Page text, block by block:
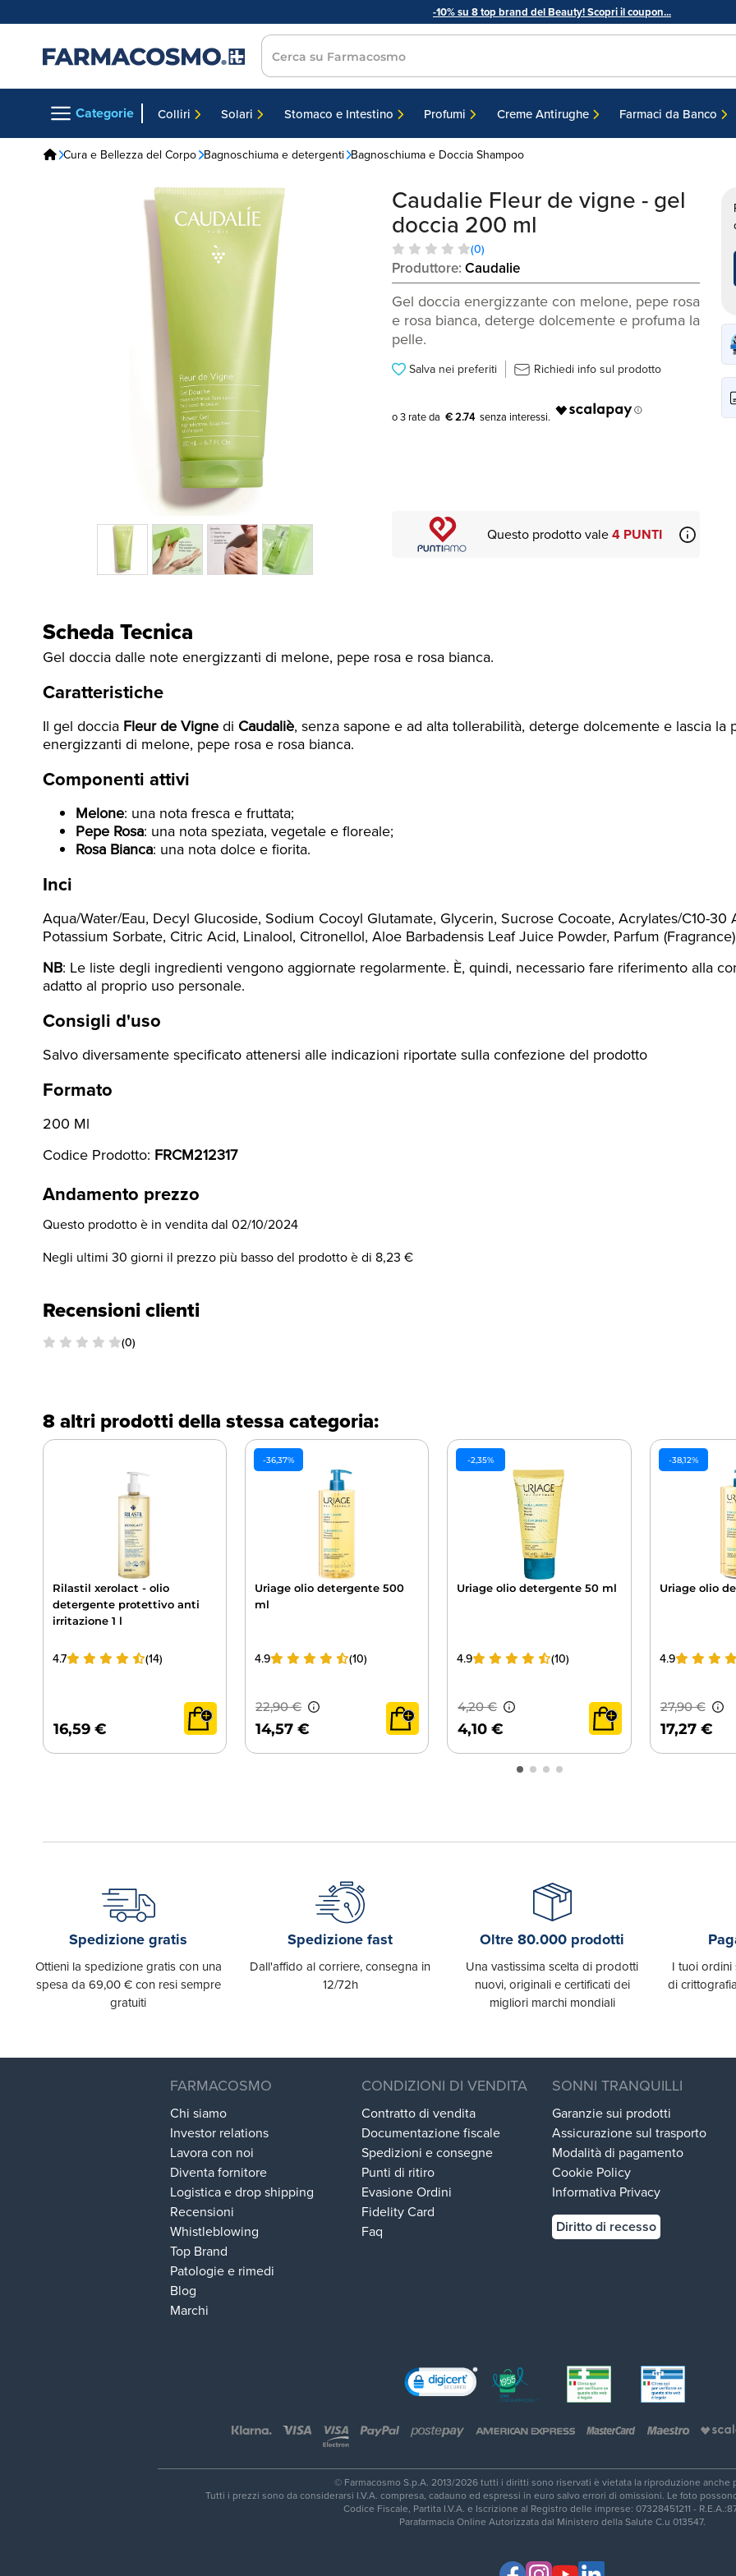
-10% su 8 top brand delBeauty! Scopri il coupon...
Cerca su farmacosmo
Categorie Colliri Solari Stomaco e Intestino Profumi Creme Antirughe Farmaci da Banco
Cura e Bellezza del Corpo Bagnoschiuma e detergenti Bagnoschiuma e Doccia Shampoo
Caudalie Fleur de vigne - gel
doccia 200 ml
(0)
Produttore: Caudalie
Gel doccia energizzante con melone, pepe rosa
e rosa bianca, deterge dolcemente e profuma la
pelle.
Salva nei preferiti Richiedi info sul prodotto
€ 2.74
Questo prodotto vale4 PUNTI
Scheda Tecnica
Gel doccia dalle note energizzanti di melone, pepe rosa e rosa bianca.
Caratteristiche
Il gel doccia Fleur de Vigne di Caudaliè, senza sapone e ad alta tollerabilità, deterge dolcemente e lascia
energizzanti di melone, pepe rosa e rosa bianca.
Componenti attivi
Melone: una nota fresca e fruttata;
Pepe Rosa: una nota speziata, vegetale e floreale;
Rosa Bianca: una nota dolce e fiorita.
Inci
Aqua/Water/Eau, Decyl Glucoside, Sodium Cocoyl Glutamate, Glycerin, Sucrose Cocoate, Acrylates/C10-
Potassium Sorbate, Citric Acid, Linalool, Citronellol, Aloe Barbadensis Leaf Juice Powder, Parfum
NB: Le liste degli ingredienti vengono aggiornate regolarmente. È, quindi, necessario fare riferimento alla
adatto al proprio uso personale.
Consigli d'uso
Salvo diversamente specificato attenersi alle indicazioni riportate sulla confezione del prodotto
Formato
200 Ml
Codice Prodotto: FRCM212317
Andamento prezzo
Questo prodotto è in vendita dal 02/10/2024
Negli ultimi 30 giorni il prezzo più basso del prodotto è di 8,23 €
Recensioni clienti
(0)
8 altri prodotti della stessa categoria:
Rilastil xerolact - olio
detergente protettivo anti
irritazione 1 l
4.7 (14)
16,59 €
-36,37%
Uriage olio detergente 500
ml
4.9 (10)
14,57 €
-2,35%
Uriage olio detergente 50 ml
4.9 (10)
4,10 €
-38,12%
Uriage olio
4.9
17,27 €
Spedizione gratis
Ottieni la spedizione gratis con una
spesa da 69,00 € con resi sempre
gratuiti
Spedizione fast
Dall'affido al corriere, consegna in
12/72h
Oltre 80.000 prodotti
Una vastissima scelta di prodotti
nuovi, originali e certificati dei
migliori marchi mondiali
I tuoi ordini
di
FARMACOSMO
Chi siamo
Investor relations
Lavora con noi
Diventa fornitore
Logistica e drop shipping
Recensioni
Whistleblowing
Top Brand
Patologie e rimedi
Blog
Marchi
CONDIZIONI DI VENDITA
Contratto di vendita
Documentazione fiscale
Spedizioni e consegne
Punti di ritiro
Evasione Ordini
Fidelity Card
Faq
SONNI TRANQUILLI
Garanzie sui prodotti
Assicurazione sul trasporto
Modalità di pagamento
Cookie Policy
Informativa Privacy
Diritto di recesso
© Farmacosmo S.p.A. 2013/2026 tutti i diritti sono riservati è vietata la riproduzione anche
Tutti i prezzi sono da considerarsi I.V.A. compresa, cadauno ed espressi in euro salvo errori di omissioni. Le foto
Codice Fiscale, Partita I.V.A. e Iscrizione al Registro delle imprese: 07328451211 -
Parafarmacia Online Autorizzata dal Ministero della Salute C.u 013547.